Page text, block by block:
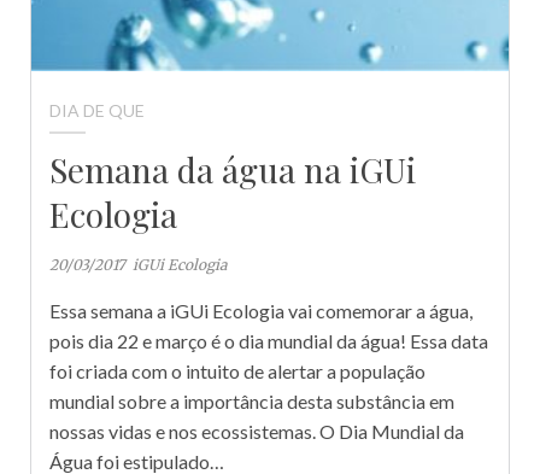
DIA DE QUE
Semana da água na iGUi
Ecologia
20/03/2017 iGUi Ecologia
Essa semana a iGUi Ecologia vai comemorar a água,
pois dia 22 e março é o dia mundial da água! Essa data
foi criada com o intuito de alertar a população
mundial sobre a importância desta substância em
nossas vidas e nos ecossistemas. O Dia Mundial da
Água foi estipulado…